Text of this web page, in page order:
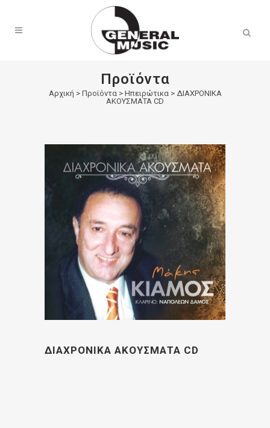
Προϊόντα
Αρχική > Προϊόντα> Ηπειρώτικα> ΔΙΑΧΡΟΝΙΚΑ
ΑΚΟΥΣΜΑΤΑ CD
ΔΙΑΧΡΟΝΙΚΑ ΑΚΟΥΣΜΑΤΑ CD